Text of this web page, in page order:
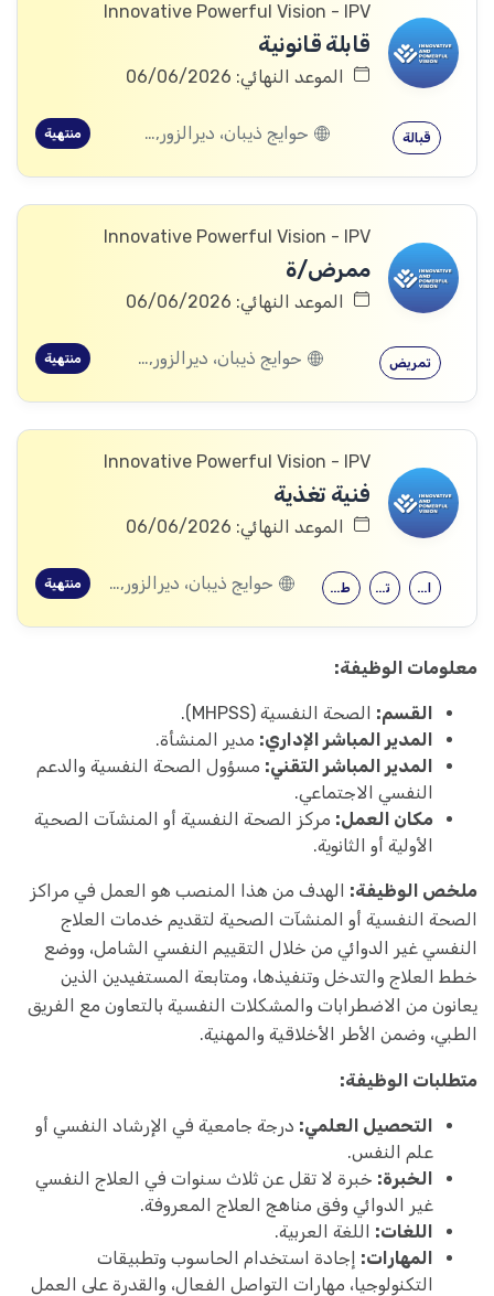
Innovative Powerful Vision - IPV
قابلة قانونية
الموعد النهائي: 06/06/2026
قبالة حوايج ذيبان، ديرالزور, البصيرة، ديرالزور, محكان، ديرالزور, أبو خشب، ديرالزور, ذيبان، ديرالزور, البحرة، ديرالزور منتهية
Innovative Powerful Vision - IPV
ممرض/ة
الموعد النهائي: 06/06/2026
تمريض حوايج ذيبان، ديرالزور, البصيرة، ديرالزور, محكان، ديرالزور, أبو خشب، ديرالزور, ذيبان، ديرالزور, البحرة، ديرالزور منتهية
Innovative Powerful Vision - IPV
فنية تغذية
الموعد النهائي: 06/06/2026
طب التغذية تمريض الصيدلة حوايج ذيبان، ديرالزور, البصيرة، ديرالزور, محكان، ديرالزور, أبو خشب، ديرالزور, ذيبان، ديرالزور, البحرة، ديرالزور منتهية
معلومات الوظيفة:
القسم: الصحة النفسية (MHPSS).
المدير المباشر الإداري: مدير المنشأة.
المدير المباشر التقني: مسؤول الصحة النفسية والدعم
النفسي الاجتماعي.
مكان العمل: مركز الصحة النفسية أو المنشآت الصحية
الأولية أو الثانوية.
ملخص الوظيفة: الهدف من هذا المنصب هو العمل في مراكز
الصحة النفسية أو المنشآت الصحية لتقديم خدمات العلاج
النفسي غير الدوائي من خلال التقييم النفسي الشامل، ووضع
خطط العلاج والتدخل وتنفيذها، ومتابعة المستفيدين الذين
يعانون من الاضطرابات والمشكلات النفسية بالتعاون مع الفريق
الطبي، وضمن الأطر الأخلاقية والمهنية.
متطلبات الوظيفة:
التحصيل العلمي: درجة جامعية في الإرشاد النفسي أو
علم النفس.
الخبرة: خبرة لا تقل عن ثلاث سنوات في العلاج النفسي
غير الدوائي وفق مناهج العلاج المعروفة.
اللغات: اللغة العربية.
المهارات: إجادة استخدام الحاسوب وتطبيقات
التكنولوجيا، مهارات التواصل الفعال، والقدرة على العمل